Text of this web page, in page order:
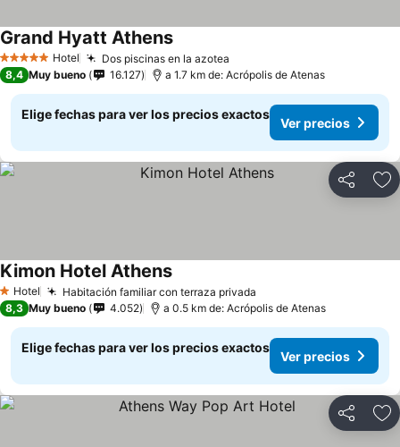
5 Estrellas Hotel Dos piscinas en la azotea
Grand Hyatt Athens
8,4 Muy bueno 16.127 a 1.7 km de: Acrópolis de Atenas
Elige fechas para ver los precios exactos
Ver precios
Compartir
1 Estrellas
Hotel Habitación familiar con terraza privada
Kimon Hotel Athens
8,3 Muy bueno 4.052 a 0.5 km de: Acrópolis de Atenas
Elige fechas para ver los precios exactos
Ver precios
Compartir